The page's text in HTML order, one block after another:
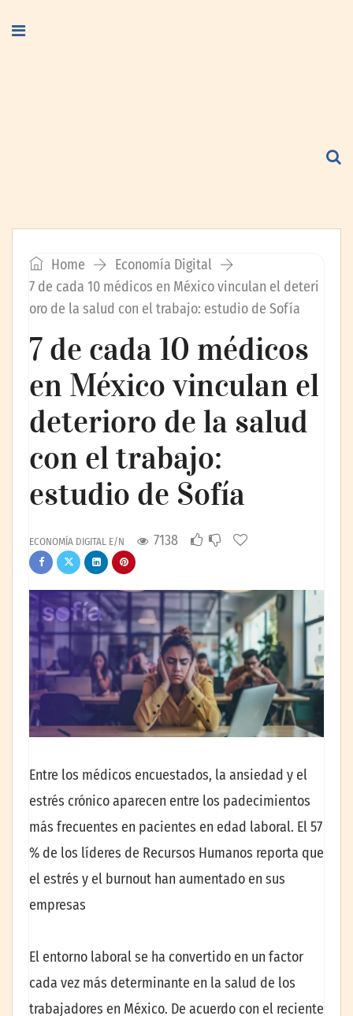
Home
Economía Digital
7 de cada 10 médicos en México vinculan el deteri
oro de la salud con el trabajo: estudio de Sofía
7 de cada 10 médicos
en México vinculan el
deterioro de la salud
con el trabajo:
estudio de Sofía
ECONOMÍA DIGITAL E/N 7138
Entre los médicos encuestados, la ansiedad y el
estrés crónico aparecen entre los padecimientos
más frecuentes en pacientes en edad laboral. El 57
% de los líderes de Recursos Humanos reporta que
el estrés y el burnout han aumentado en sus
empresas
El entorno laboral se ha convertido en un factor
cada vez más determinante en la salud de los
trabajadores en México. De acuerdo con el reciente